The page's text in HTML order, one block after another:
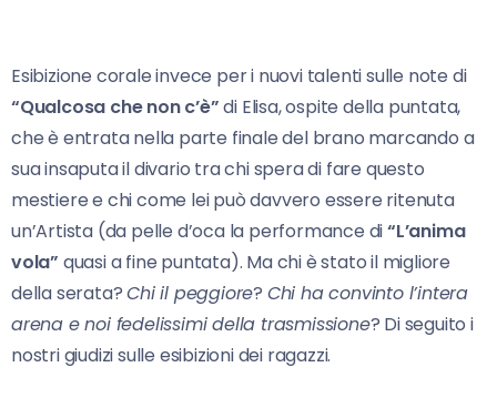
Esibizione corale invece per i nuovi talenti sulle note di
“Qualcosa che non c’è”di Elisa, ospite della puntata,
che è entrata nella parte finale del brano marcando a
sua insaputa il divario tra chi spera di fare questo
mestiere e chi come lei può davvero essere ritenuta
un’Artista (da pelle d’oca la performance di“L’anima
vola” quasi a fine puntata). Ma chi è stato il migliore
della serata?Chi il peggiore? Chi ha convinto l’intera
arena e noi fedelissimi della trasmissione? Di seguito i
nostri giudizi sulle esibizioni dei ragazzi.